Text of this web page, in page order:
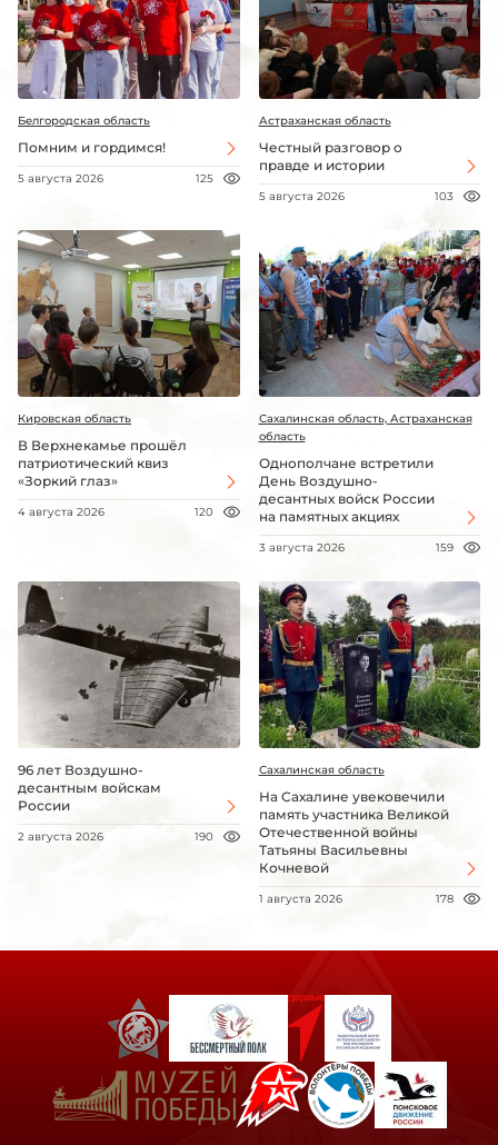
Белгородская область
Помним и гордимся!
5 августа 2026 125
Астраханская область
Честный разговор о
правде и истории
5 августа 2026 103
Кировская область
В Верхнекамье прошёл
патриотический квиз
«Зоркий глаз»
4 августа 2026 120
Сахалинская область, Астраханская
область
Однополчане встретили
День Воздушно-
десантных войск России
на памятных акциях
3 августа 2026 159
96 лет Воздушно-
десантным войскам
России
2 августа 2026 190
Сахалинская область
На Сахалине увековечили
память участника Великой
Отечественной войны
Татьяны Васильевны
Кочневой
1 августа 2026 178